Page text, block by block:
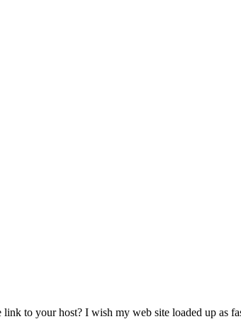
to your host? I wish my web site loaded up as